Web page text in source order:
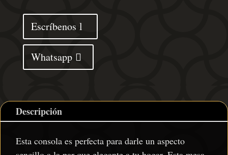
120x35x75
cm
cantidad
Escríbenos
Whatsapp
Descripción
Esta consola es perfecta para darle un aspecto